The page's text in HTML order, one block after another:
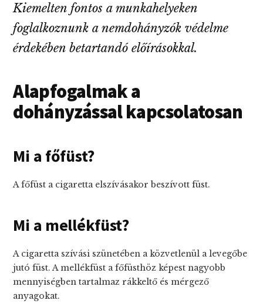
Kiemelten fontos a munkahelyeken
foglalkoznunk a nemdohányzók védelme
érdekében betartandó előírásokkal.
Alapfogalmak a
dohányzással kapcsolatosan
Mi a főfüst?
A főfüst a cigaretta elszívásakor beszívott füst.
Mi a mellékfüst?
A cigaretta szívási szünetében a közvetlenül a levegőbe
jutó füst. A mellékfüst a főfüsthöz képest nagyobb
mennyiségben tartalmaz rákkeltő és mérgező
anyagokat.